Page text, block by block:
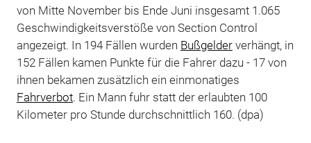
von Mitte November bis Ende Juni insgesamt 1.065
Geschwindigkeitsverstöße von Section Control
angezeigt. In 194 Fällen wurden Bußgelderverhängt, in
152 Fällen kamen Punkte für die Fahrer dazu - 17 von
ihnen bekamen zusätzlich ein einmonatiges
Fahrverbot. Ein Mann fuhr statt der erlaubten 100
Kilometer pro Stunde durchschnittlich 160. (dpa)